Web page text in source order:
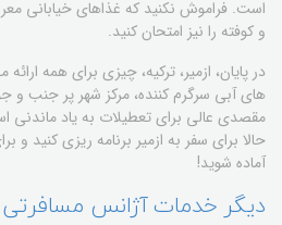
است. فراموش نکنید که غذاهای خیابانی
و کوفته را نیز امتحان کنید.
در پایان، ازمیر، ترکیه، چیزی برای همه
های آبی سرگرم کننده، مرکز شهر پر جنب و
مقصدی عالی برای تعطیلات به یاد
حالا برای سفر به ازمیر برنامه ریزی کنید
آماده شوید!
دیگر خدمات آژانس